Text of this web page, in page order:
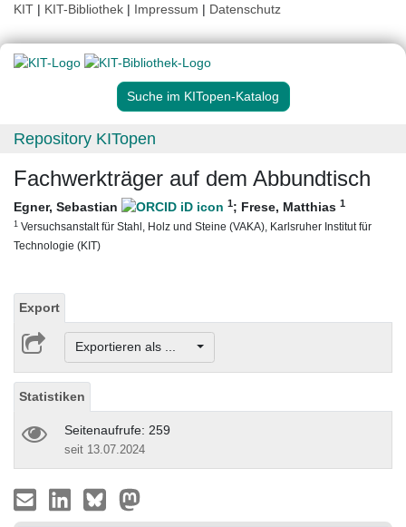
KIT | KIT-Bibliothek | Impressum | Datenschutz
Suche im KITopen-Katalog
Repository KITopen
Fachwerkträger auf dem Abbundtisch
Egner, Sebastian 1; Frese, Matthias 1
1 Versuchsanstalt für Stahl, Holz und Steine (VAKA), Karlsruher Institut für
Technologie (KIT)
Export
Exportieren als ...
Statistiken
Seitenaufrufe: 259
seit 13.07.2024